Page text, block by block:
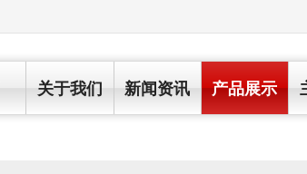
关于我们 新闻资讯 产品展示